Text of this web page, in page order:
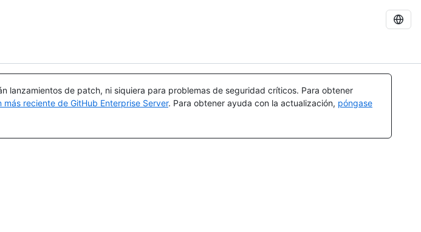
lanzamientos de patch, ni siquiera para problemas de seguridad críticos. Para obtener
más reciente de GitHub Enterprise Server. Para obtener ayuda con la actualización, póngase